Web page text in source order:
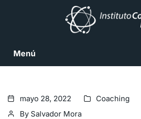
Menú
mayo 28, 2022
Coaching
By Salvador Mora